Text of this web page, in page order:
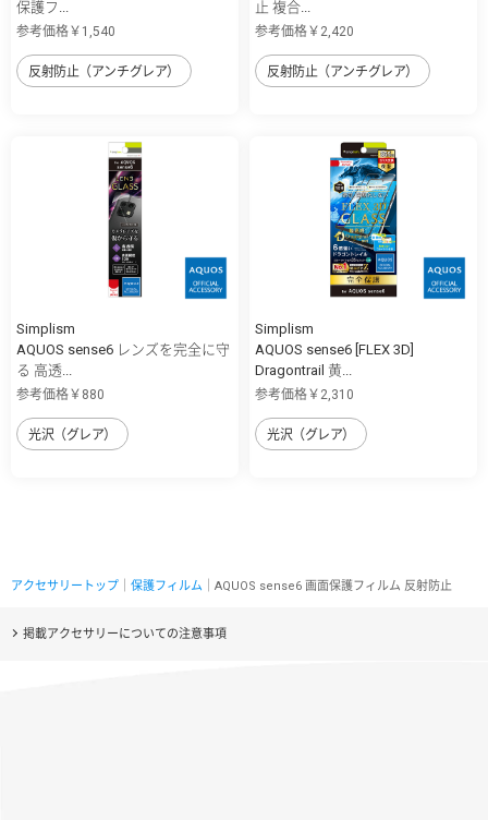
保護フ...
参考価格￥1,540
反射防止（アンチグレア）
止 複合...
参考価格￥2,420
反射防止（アンチグレア）
Simplism
AQUOS sense6 レンズを完全に守
る 高透...
参考価格￥880
光沢（グレア）
Simplism
AQUOS sense6 [FLEX 3D]
Dragontrail 黄...
参考価格￥2,310
光沢（グレア）
アクセサリートップ 保護フィルム ｜AQUOS sense6 画面保護フィルム 反射防止
掲載アクセサリーについての注意事項